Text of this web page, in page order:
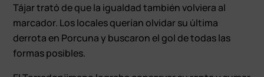
Tájar trató de que la igualdad también volviera al
marcador. Los locales querían olvidar su última
derrota en Porcuna y buscaron el gol de todas las
formas posibles.